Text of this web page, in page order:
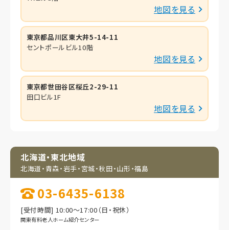
地図を見る
東京都品川区東大井5-14-11
セントポールビル10階
地図を見る
東京都世田谷区桜丘2-29-11
田口ビル1F
地図を見る
北海道・東北地域
北海道・青森・岩手・ 宮城・秋田・山形・福島
03-6435-6138
[受付時間] 10:00～17:00（日・祝休）
関東有料老人ホーム紹介センター